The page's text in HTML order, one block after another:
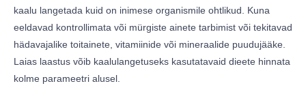
kaalu langetada kuid on inimese organismile ohtlikud. Kuna
eeldavad kontrollimata või mürgiste ainete tarbimist või tekitavad
hädavajalike toitainete, vitamiinide või mineraalide puudujääke.
Laias laastus võib kaalulangetuseks kasutatavaid dieete hinnata
kolme parameetri alusel.